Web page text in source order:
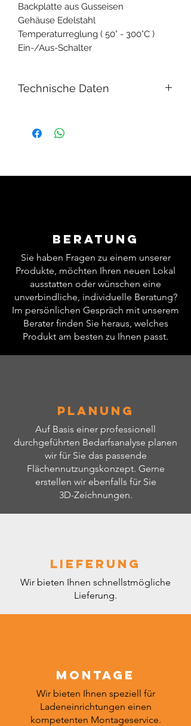
Backplatte aus Gusseisen
Gehäuse Edelstahl
Temperaturreglung ( 50° - 300°C )
Ein-/Aus-Schalter
Technische Daten
Grillfläche
Außenmaße
Beratung
Sie haben Fragen zu einem unserer
Produkte, möchten Ihren neuen Lokal
ausstatten oder wünschen eine
unverbindliche, individuelle Beratung?
Im persönlichen Gespräch mit unserem
Berater finden Sie heraus, welches
Produkt am besten zu Ihnen passt.
Planung
Auf Basis einer professionell
durchgeführten Bedarfsanalyse planen
wir für Sie das passende
Flächennutzungskonzept. Gerne
erstellen wir ebenfalls für Sie
3D-Zeichnungen.
Lieferung
Wir bieten Ihnen schnellstmögliche
Lieferung.
Montage
Wir bieten Ihnen speziell für
Ladeneinrichtungen einen
kompetenten Montageservice.